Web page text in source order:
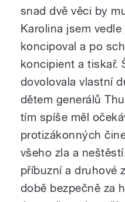
snad dvě věci by
Karolina jsem
koncipoval a po
koncipient a tiskař.
dovolovala vlastní
dětem generálů
tím spíše měl
protizákonných
všeho zla a
příbuzní a druhové
době bezpečně za